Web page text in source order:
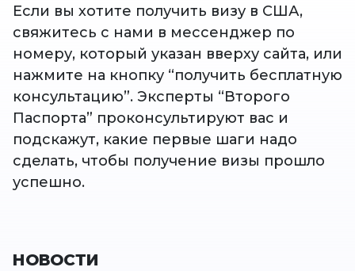
Если вы хотите получить визу в США,
свяжитесь с нами в мессенджер по
номеру, который указан вверху сайта, или
нажмите на кнопку “получить бесплатную
консультацию”. Эксперты “Второго
Паспорта” проконсультируют вас и
подскажут, какие первые шаги надо
сделать, чтобы получение визы прошло
успешно.
НОВОСТИ